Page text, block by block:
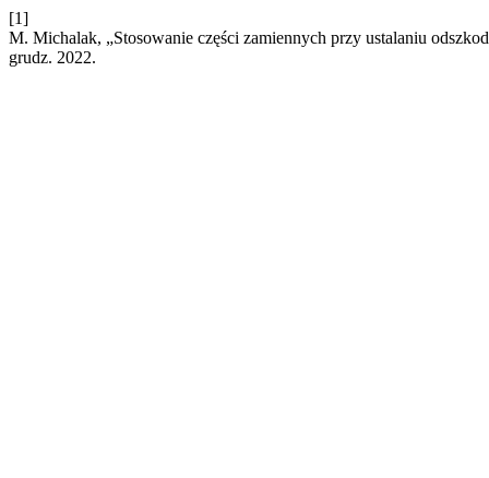
[1]
M. Michalak, „Stosowanie części zamiennych przy ustalaniu
grudz. 2022.